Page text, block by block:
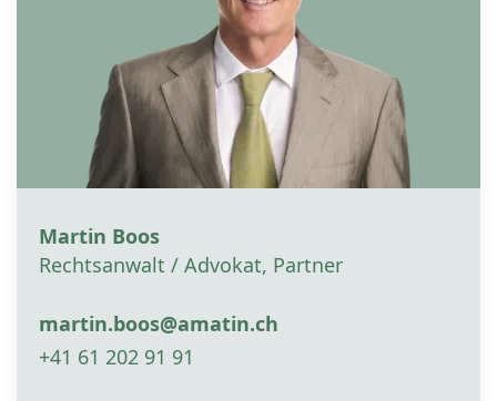
Martin Boos
Rechtsanwalt / Advokat, Partner
martin.boos@amatin.ch
+41 61 202 91 91